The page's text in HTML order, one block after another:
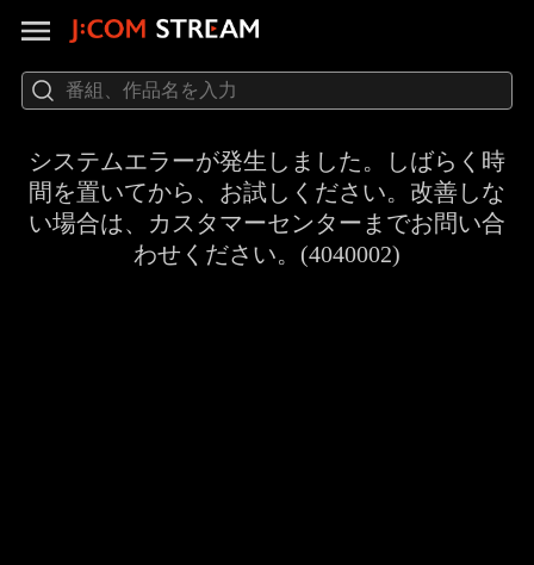
システムエラーが発生しました。しばらく時
間を置いてから、お試しください。改善しな
い場合は、カスタマーセンターまでお問い合
わせください。(4040002)